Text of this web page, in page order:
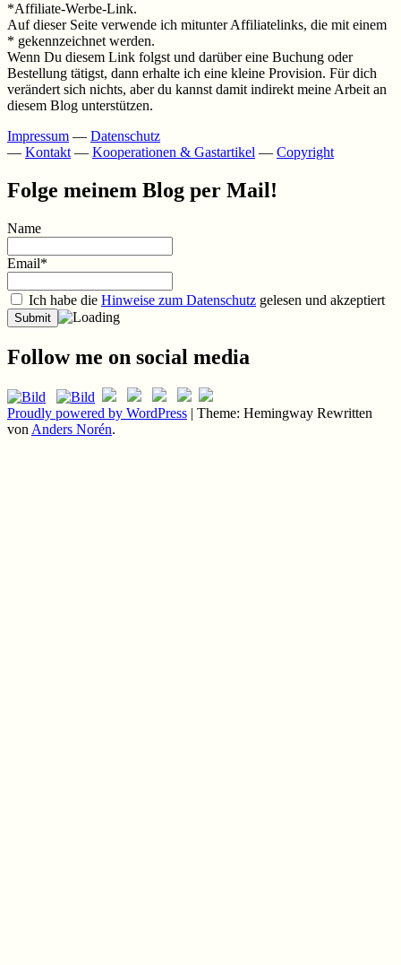
*Affiliate-Werbe-Link.
Auf dieser Seite verwende ich mitunter Affiliatelinks, die mit einem
* gekennzeichnet werden.
Wenn Du diesem Link folgst und darüber eine Buchung oder
Bestellung tätigst, dann erhalte ich eine kleine Provision. Für dich
verändert sich nichts, aber du kannst damit indirekt meine Arbeit an
diesem Blog unterstützen.
Impressum — Datenschutz
— Kontakt— Kooperationen & Gastartikel — Copyright
Folge meinem Blog per Mail!
Name
Email*
Ich habe die Hinweise zum Datenschutz gelesen und akzeptiert
Follow me on social media
Proudly powered by WordPress | Theme: Hemingway Rewritten
von Anders Norén.